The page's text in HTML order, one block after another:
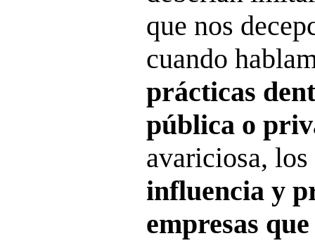
que nos
cuando
prácticas
pública o
avariciosa, los
influencia y
empresas